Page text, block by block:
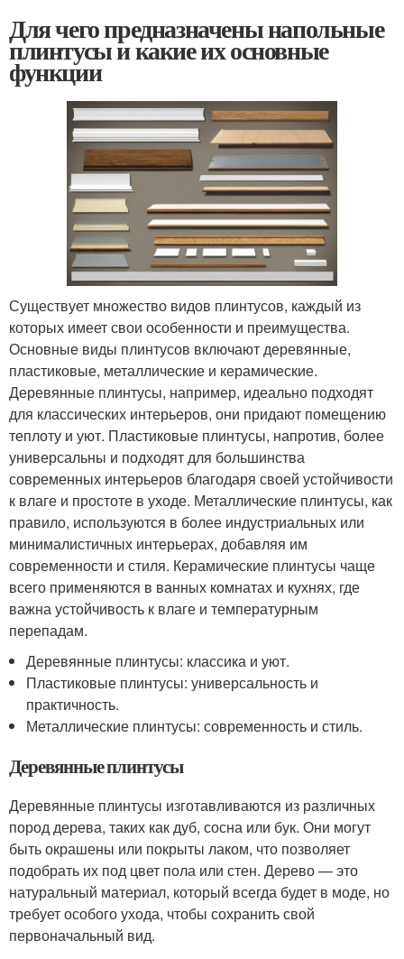
Для чего предназначены напольные
плинтусы и какие их основные
функции
Существует множество видов плинтусов, каждый из
которых имеет свои особенности и преимущества.
Основные виды плинтусов включают деревянные,
пластиковые, металлические и керамические.
Деревянные плинтусы, например, идеально подходят
для классических интерьеров, они придают помещению
теплоту и уют. Пластиковые плинтусы, напротив, более
универсальны и подходят для большинства
современных интерьеров благодаря своей устойчивости
к влаге и простоте в уходе. Металлические плинтусы, как
правило, используются в более индустриальных или
минималистичных интерьерах, добавляя им
современности и стиля. Керамические плинтусы чаще
всего применяются в ванных комнатах и кухнях, где
важна устойчивость к влаге и температурным
перепадам.
Деревянные плинтусы: классика и уют.
Пластиковые плинтусы: универсальность и
практичность.
Металлические плинтусы: современность и стиль.
Деревянные плинтусы
Деревянные плинтусы изготавливаются из различных
пород дерева, таких как дуб, сосна или бук. Они могут
быть окрашены или покрыты лаком, что позволяет
подобрать их под цвет пола или стен. Дерево — это
натуральный материал, который всегда будет в моде, но
требует особого ухода, чтобы сохранить свой
первоначальный вид.